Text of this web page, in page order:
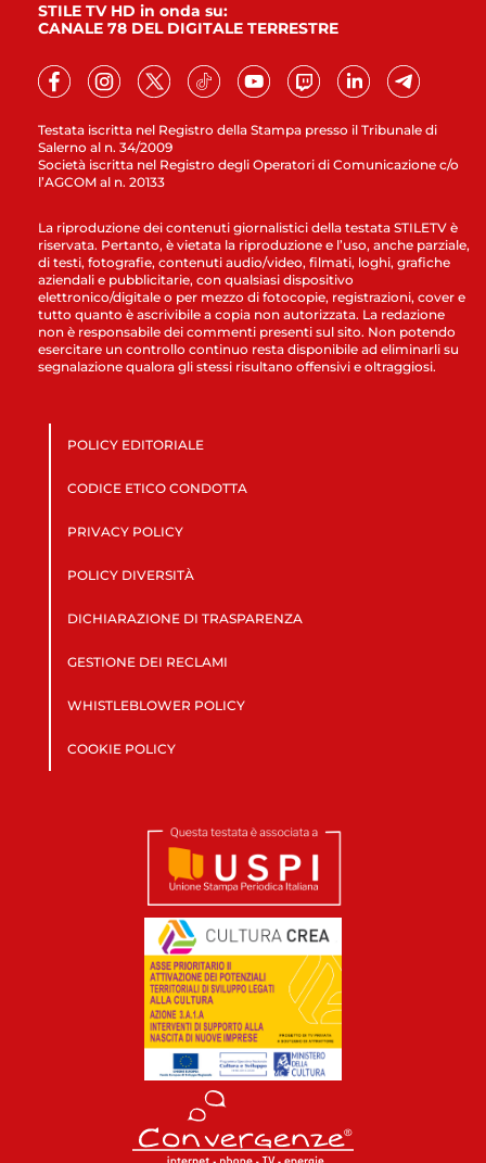
Testata iscritta nel Registro della Stampa presso il Tribunale di
Salerno al n. 34/2009
Società iscritta nel Registro degli Operatori di Comunicazione c/o
l’AGCOM al n. 20133
STILE TV HD in onda su:
CANALE 78 DEL DIGITALE TERRESTRE
La riproduzione dei contenuti giornalistici della testata STILETV è
riservata. Pertanto, è vietata la riproduzione e l’uso, anche parziale,
di testi, fotografie, contenuti audio/video, filmati, loghi, grafiche
aziendali e pubblicitarie, con qualsiasi dispositivo
elettronico/digitale o per mezzo di fotocopie, registrazioni, cover e
tutto quanto è ascrivibile a copia non autorizzata. La redazione
non è responsabile dei commenti presenti sul sito. Non potendo
esercitare un controllo continuo resta disponibile ad eliminarli su
segnalazione qualora gli stessi risultano offensivi e oltraggiosi.
POLICY EDITORIALE
CODICE ETICO CONDOTTA
PRIVACY POLICY
POLICY DIVERSITÀ
DICHIARAZIONE DI TRASPARENZA
GESTIONE DEI RECLAMI
WHISTLEBLOWER POLICY
COOKIE POLICY